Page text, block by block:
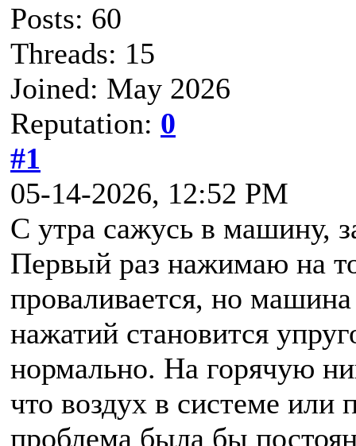
Posts: 60
Threads: 15
Joined: May 2026
Reputation: 0
#1
05-14-2026, 12:52 PM
С утра сажусь в машину,
Первый раз нажимаю на
проваливается, но
нажатий становится
нормально. На горячую
что воздух в системе или
проблема была бы